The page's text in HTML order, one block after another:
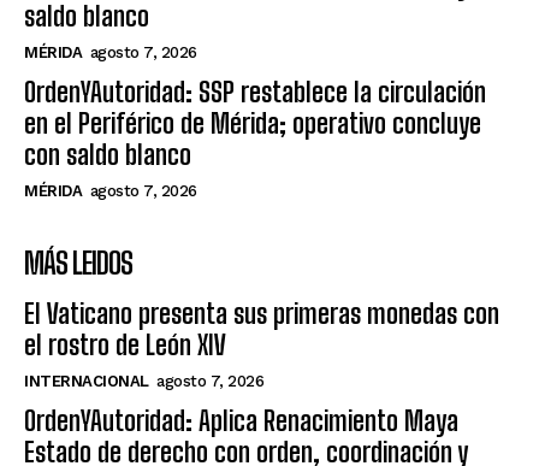
saldo blanco
MÉRIDA agosto 7, 2026
OrdenYAutoridad: SSP restablece la circulación
en el Periférico de Mérida; operativo concluye
con saldo blanco
MÉRIDA agosto 7, 2026
MÁS LEIDOS
El Vaticano presenta sus primeras monedas con
el rostro de León XIV
INTERNACIONAL agosto 7, 2026
OrdenYAutoridad: Aplica Renacimiento Maya
Estado de derecho con orden, coordinación y